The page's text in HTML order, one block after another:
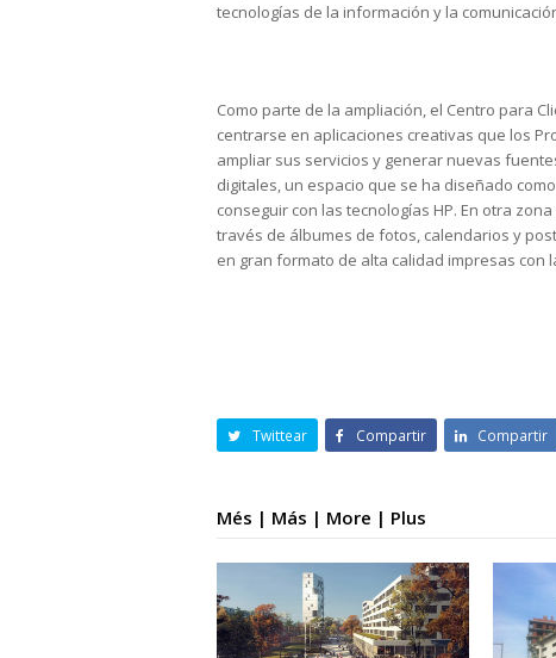
tecnologías de la información y la
Como parte de la ampliación, el Centro para
centrarse en aplicaciones creativas que los
ampliar sus servicios y generar nuevas
digitales, un espacio que se ha diseñado
conseguir con las tecnologías HP. En otra
través de álbumes de fotos, calendarios y
en gran formato de alta calidad impresas con
Twittear Compartir Compartir
Més | Más | More | Plus